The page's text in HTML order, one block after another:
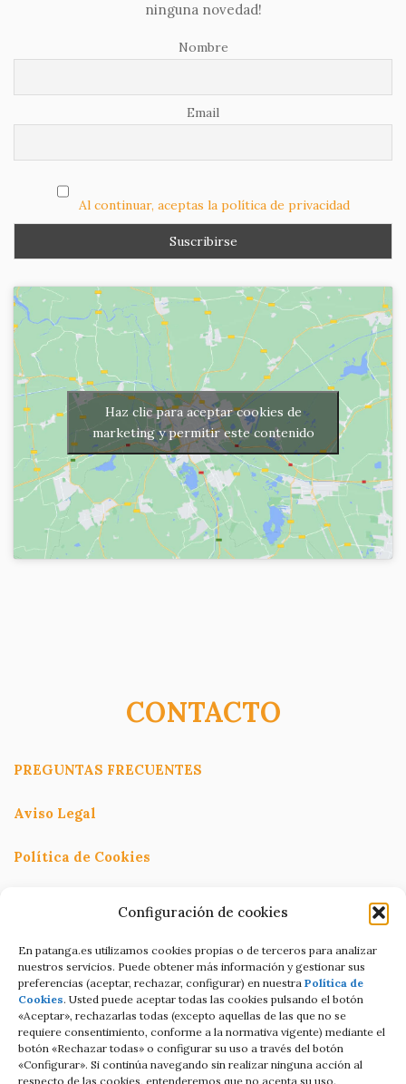
Configuración de cookies
En patanga.es utilizamos cookies propias o de terceros para analizar
nuestros servicios. Puede obtener más información y gestionar sus
preferencias (aceptar, rechazar, configurar) en nuestra Política de
Cookies. Usted puede aceptar todas las cookies pulsando el botón
«Aceptar», rechazarlas todas (excepto aquellas de las que no se
requiere consentimiento, conforme a la normativa vigente) mediante el
botón «Rechazar todas» o configurar su uso a través del botón
«Configurar». Si continúa navegando sin realizar ninguna acción al
respecto de las cookies, entenderemos que no acepta su uso.
ninguna novedad!
Nombre
Email
Al continuar, aceptas la política de privacidad
Haz clic para aceptar cookies de
marketing y permitir este contenido
CONTACTO
PREGUNTAS FRECUENTES
Aviso Legal
Política de Cookies
Términos y condiciones
Condiciones de contratación Online
C/Altamira baja 8
Luanco Asturias ESPAÑA